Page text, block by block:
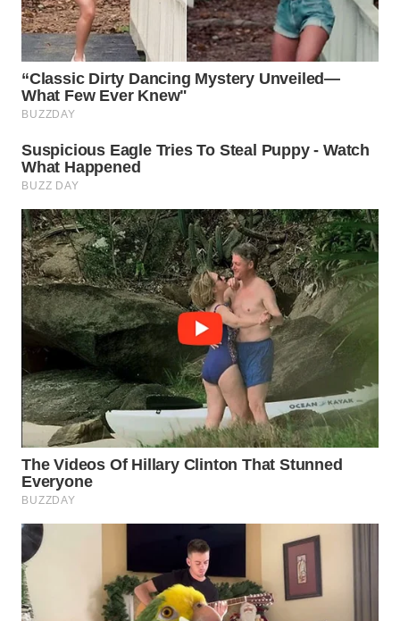
Wahana
Media
Group
WAHANA
WAHANA
WAHANA
ADVOKAT
WAHANA
INFRASTRUKTUR
WAHANA
KONSUMEN
WAHANA
LISTRIK
TRAVEL